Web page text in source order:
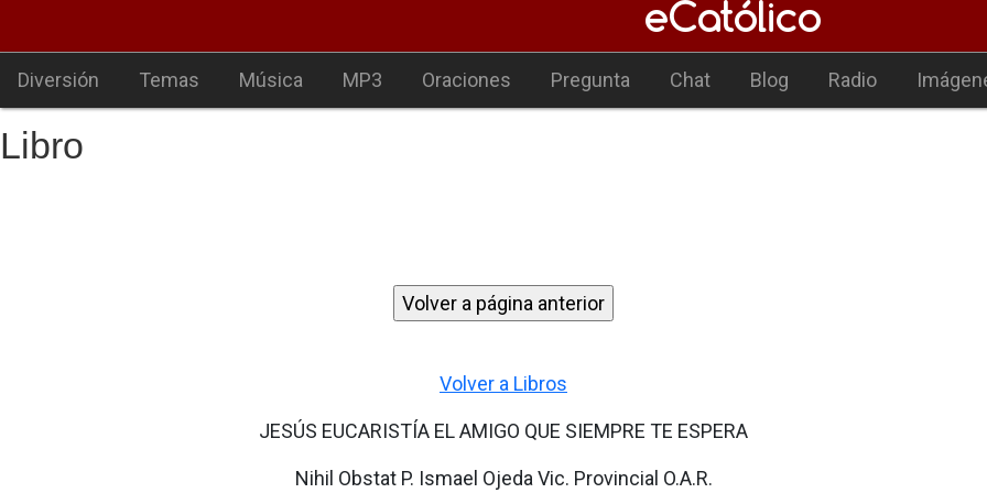
Diversión Temas Música MP3 Oraciones Pregunta Chat Blog Radio
Libro
Volver a Libros
JESÚS EUCARISTÍA EL AMIGO QUE SIEMPRE TE ESPERA
Nihil Obstat P. Ismael Ojeda Vic. Provincial O.A.R.